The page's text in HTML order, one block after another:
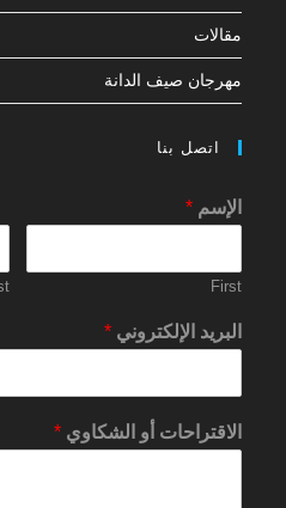
مقالات
مهرجان صيف الدانة
اتصل بنا
الإسم*
First
البريد الإلكتروني*
الاقتراحات أو الشكاوي*